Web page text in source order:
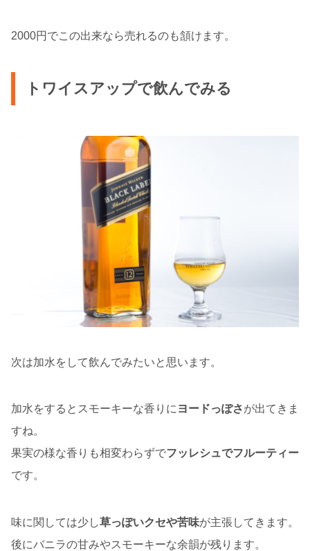
2000円でこの出来なら売れるのも頷けます。
トワイスアップで飲んでみる
次は加水をして飲んでみたいと思います。
加水をするとスモーキーな香りにヨードっぽさが出てきま
すね。
果実の様な香りも相変わらずでフッレシュでフルーティー
です。
味に関しては少し草っぽいクセや苦味が主張してきます。
後にバニラの甘みやスモーキーな余韻が残ります。